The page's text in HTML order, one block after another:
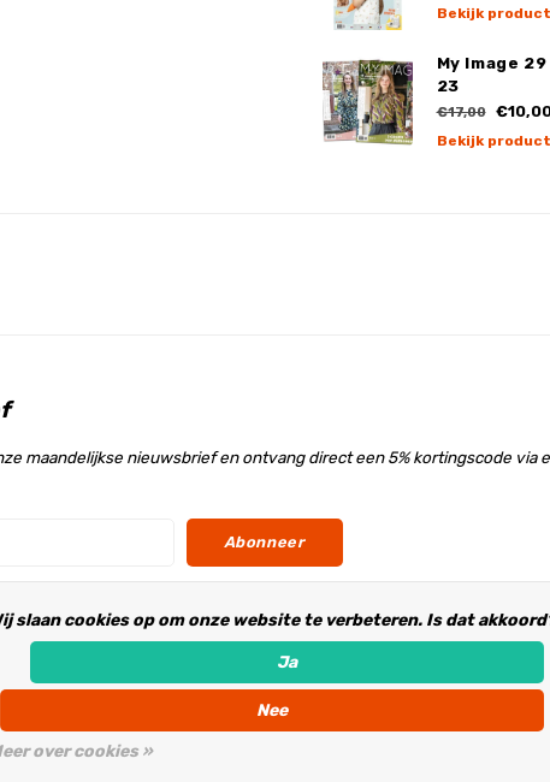
Bekijk product
My Image
23
€17,00
Bekijk product
maandelijkse nieuwsbrief en ontvang direct een 5% kortingscode via
Abonneer
slaan cookies op om onze website te verbeteren. Is dat
Ja
Nee
over cookies »